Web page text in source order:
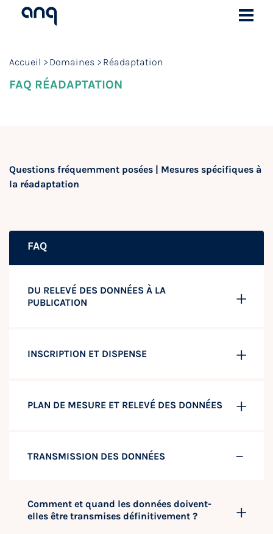
Accueil Domaines Réadaptation
FAQ RÉADAPTATION
Questions fréquemment posées | Mesures spécifiques à
la réadaptation
FAQ
DU RELEVÉ DES DONNÉES À LA
PUBLICATION
INSCRIPTION ET DISPENSE
PLAN DE MESURE ET RELEVÉ DES DONNÉES
TRANSMISSION DES DONNÉES
Comment et quand les données doivent-
elles être transmises définitivement ?